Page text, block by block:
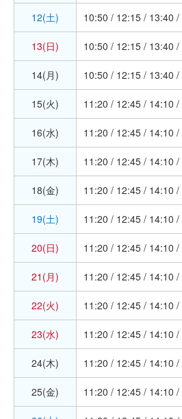
12(土) 10:50 / 12:15 / 13:40
13(日) 10:50 / 12:15 / 13:40
14(月) 10:50 / 12:15 / 13:40
15(火) 11:20 / 12:45 / 14:10
16(水) 11:20 / 12:45 / 14:10
17(木) 11:20 / 12:45 / 14:10
18(金) 11:20 / 12:45 / 14:10
19(土) 11:20 / 12:45 / 14:10
20(日) 11:20 / 12:45 / 14:10
21(月) 11:20 / 12:45 / 14:10
22(火) 11:20 / 12:45 / 14:10
23(水) 11:20 / 12:45 / 14:10
24(木) 11:20 / 12:45 / 14:10
25(金) 11:20 / 12:45 / 14:10